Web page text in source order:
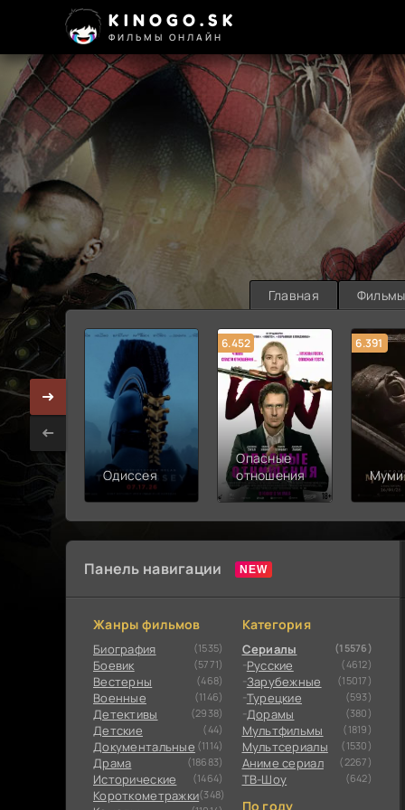
KINOGO.SK
ФИЛЬМЫ ОНЛАЙН
Главная Фильмы
Одиссея
6.452
Опасные
отношения
6.391
Панель навигации
Жанры фильмов
Биография (1535)
Боевик (5771)
Вестерны (468)
Военные (1146)
Детективы (2938)
Детские (44)
Документальные (1114)
Драма (18683)
Исторические (1464)
Короткометражки(348)
Категория
Сериалы (15576)
Русские (4612)
Зарубежные (15017)
Турецкие (593)
Дорамы (380)
Мультфильмы (1819)
Мультсериалы (1530)
Аниме сериал (2267)
ТВ-Шоу (642)
По году